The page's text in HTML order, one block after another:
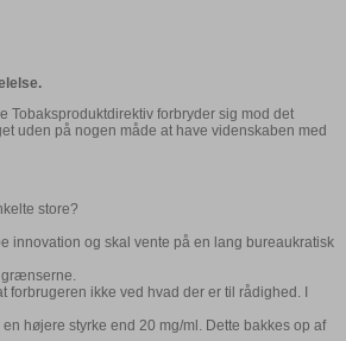
Tobaksproduktdirektiv forbryder sig mod det
uden på nogen måde at have videnskaben med
store?
innovation og skal vente på en lang bureaukratisk
grænserne.
ikke ved hvad der er til rådighed. I
højere styrke end 20 mg/ml. Dette bakkes op af